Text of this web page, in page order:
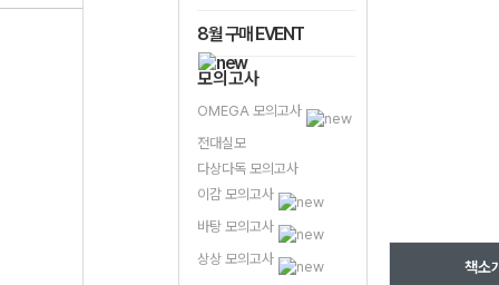
8월 구매 EVENT
모의고사
OMEGA 모의고사
전대실모
다상다독 모의고사
이감 모의고사
바탕 모의고사
상상 모의고사
책소